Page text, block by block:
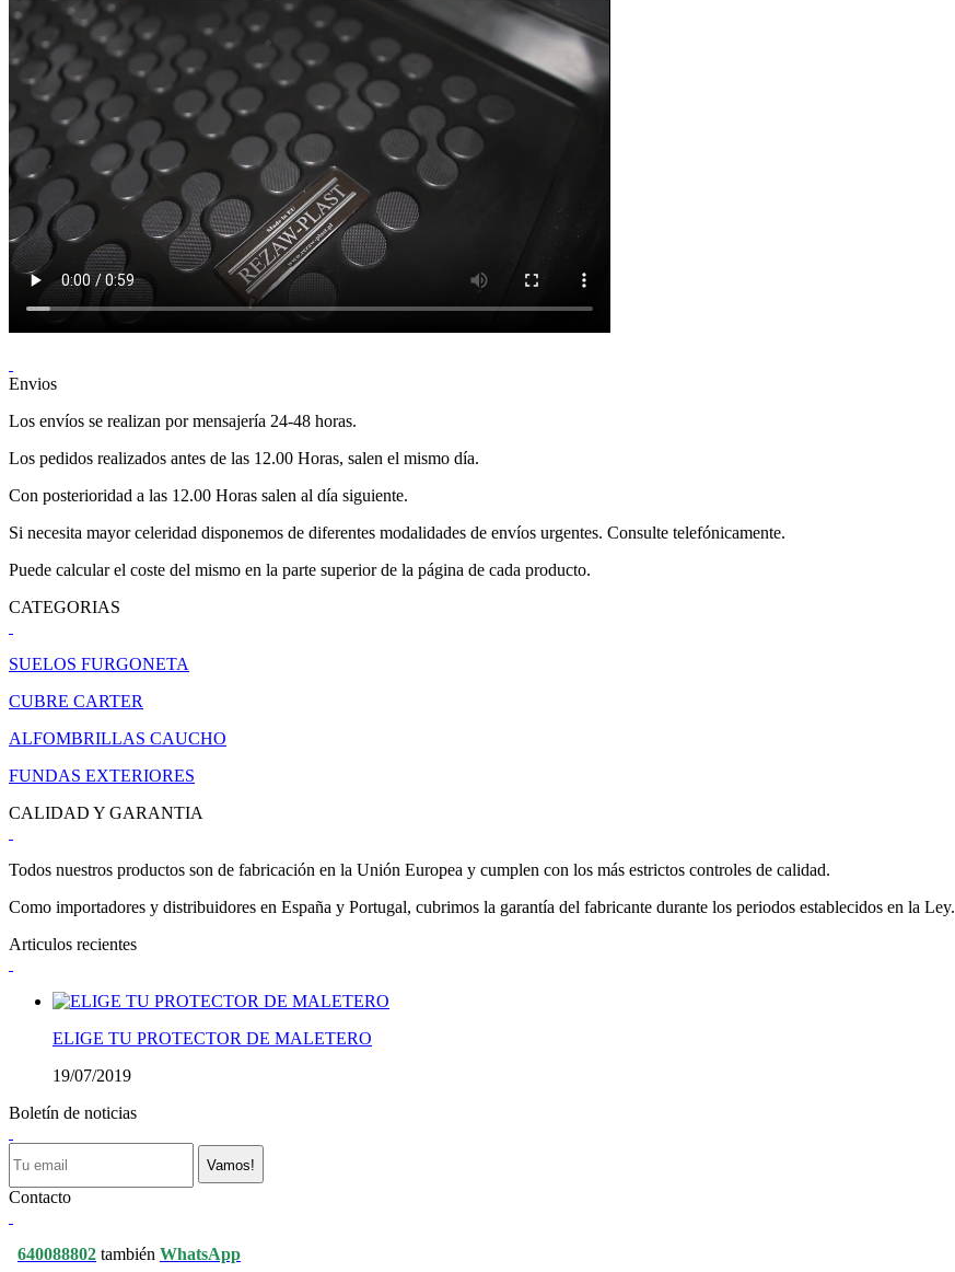
Envios
Los envíos se realizan por mensajería 24-48 horas.
Los pedidos realizados antes de las 12.00 Horas, salen el mismo día.
Con posterioridad a las 12.00 Horas salen al día siguiente.
Si necesita mayor celeridad disponemos de diferentes modalidades de envíos urgentes. Consulte telefónicamente.
Puede calcular el coste del mismo en la parte superior de la página de cada producto.
CATEGORIAS
SUELOS FURGONETA
CUBRE CARTER
ALFOMBRILLAS CAUCHO
FUNDAS EXTERIORES
CALIDAD Y GARANTIA
Todos nuestros productos son de fabricación en la Unión Europea y cumplen con los más estrictos controles de calidad.
Como importadores y distribuidores en España y Portugal, cubrimos la garantía del fabricante durante los periodos establecidos en la Ley.
Articulos recientes
ELIGE TU PROTECTOR DE MALETERO
19/07/2019
Boletín de noticias
Vamos!
Contacto
640088802 también WhatsApp